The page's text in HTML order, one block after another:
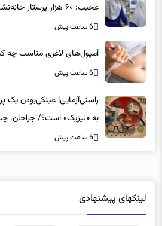
عجیب: ۶۰ هزار پرستار خانه‌نشین شدند؟
6 ساعت پیش
آمپول‌های لاغری مناسب چه
6 ساعت پیش
راستی‌آزمایی| عینکی‌بودن یک
به «لیزیک» است؟/ جراحان،
می‌کنند؟
6 ساعت پیش
لینکهای پیشنهادی